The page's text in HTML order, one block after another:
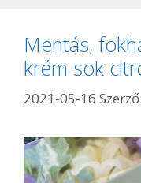
Mentás,
krém sok
2021-05-16 Szerző: